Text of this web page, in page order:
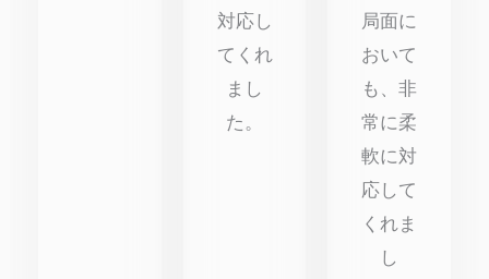
対応し
てくれ
まし
た。
局面に
おいて
も、非
常に柔
軟に対
応して
くれま
し